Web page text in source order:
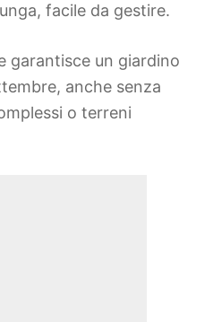
facile da gestire.
garantisce un giardino
anche senza
o terreni